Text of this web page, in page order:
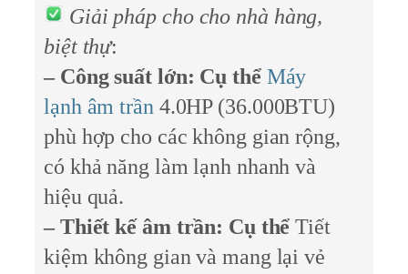
Giải pháp cho cho nhà hàng,
biệt thự:
– Công suất lớn: Cụ thể Máy
lạnh âm trần 4.0HP (36.000BTU)
phù hợp cho các không gian rộng,
có khả năng làm lạnh nhanh và
hiệu quả.
– Thiết kế âm trần: Cụ thể Tiết
kiệm không gian và mang lại vẻ